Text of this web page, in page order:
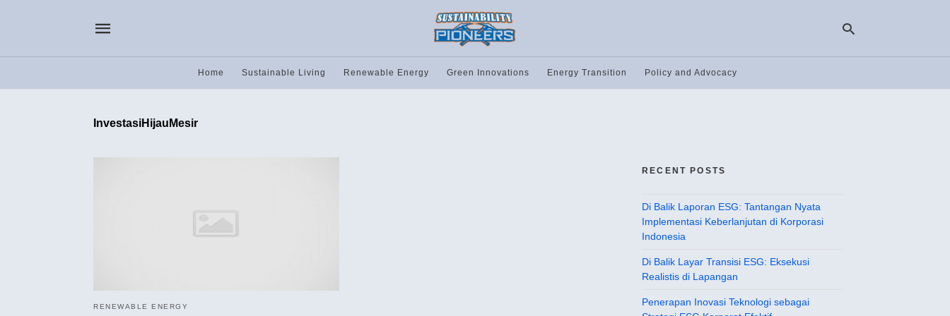
Home Sustainable Living Renewable Energy Green Innovations Energy Transition Policy and Advocacy
InvestasiHijauMesir
RENEWABLE ENERGY
RECENT POSTS
Di Balik Laporan ESG: Tantangan Nyata
Implementasi Keberlanjutan di Korporasi
Indonesia
Di Balik Layar Transisi ESG: Eksekusi
Realistis di Lapangan
Penerapan Inovasi Teknologi sebagai